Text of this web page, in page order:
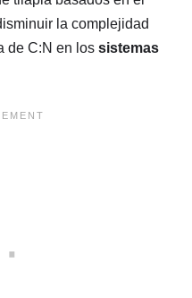
la complejidad
de C:N en los sistemas